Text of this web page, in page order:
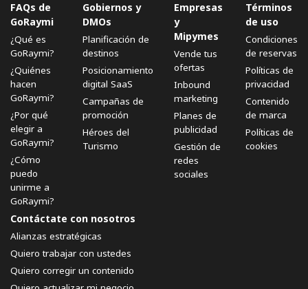
FAQs de
GoRaymi
¿Qué es
GoRaymi?
¿Quiénes
hacen
GoRaymi?
¿Por qué
elegir a
GoRaymi?
¿Cómo
puedo
unirme a
GoRaymi?
Gobiernos y
DMOs
Planificación de
destinos
Posicionamiento
digital SaaS
Campañas de
promoción
Héroes del
Turismo
Empresas
y
Mipymes
Vende tus
ofertas
Inbound
marketing
Planes de
publicidad
Gestión de
redes
sociales
Términos
de uso
Condiciones
de reservas
Políticas de
privacidad
Contenido
de marca
Políticas de
cookies
Contáctate con nosotros
Alianzas estratégicas
Quiero trabajar con ustedes
Quiero corregir un contenido